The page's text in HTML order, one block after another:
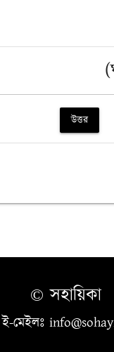
উত্তর
© সহায়িকা
ই-মেইলঃ